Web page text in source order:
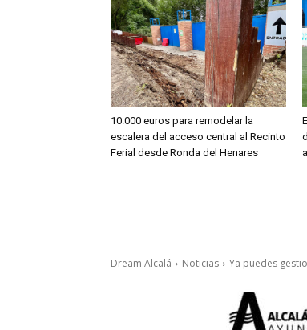
10.000 euros para remodelar la
escalera del acceso central al Recinto
Ferial desde Ronda del Henares